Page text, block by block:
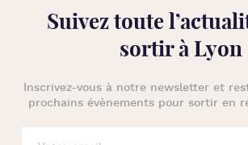
Suivez toute l’
sortir à Lyon
Inscrivez-vous à notre newsletter et
prochains évènements pour sortir en